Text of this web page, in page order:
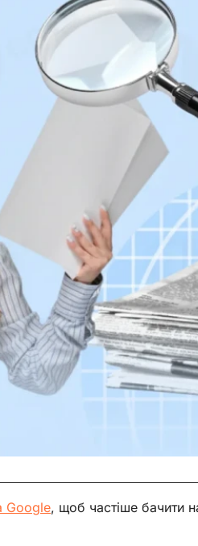
Google, щоб частіше бачити